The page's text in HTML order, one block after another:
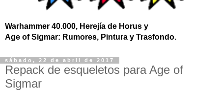
Warhammer 40.000, Herejía de Horus y
Age of Sigmar: Rumores, Pintura y Trasfondo.
sábado, 22 de abril de 2017
Repack de esqueletos para Age of
Sigmar